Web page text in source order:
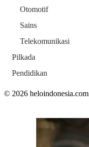
Otomotif
Sains
Telekomunikasi
Pilkada
Pendidikan
© 2026 heloindonesia.com